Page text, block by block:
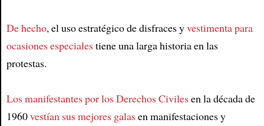
De hecho, el uso estratégico de disfraces yvestimenta para
ocasiones especialestiene una larga historia en las
protestas.
Los manifestantes por los Derechos Civilesen la década de
1960vestían sus mejores galasen manifestaciones y